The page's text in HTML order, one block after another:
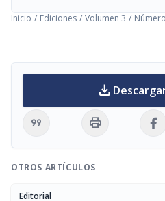
Inicio / Ediciones / Volumen 3 /
download
format_quote print
OTROS ARTÍCULOS
Editorial